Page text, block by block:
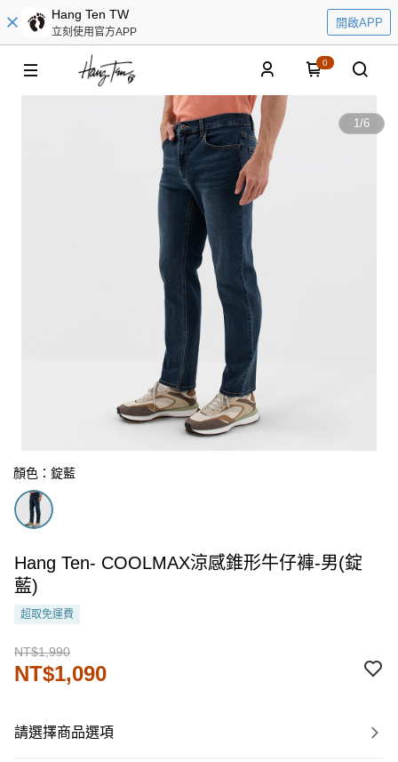
Hang Ten TW
立刻使用官方APP
開啟APP
0
1/6
顏色：錠藍
Hang Ten- COOLMAX涼感錐形牛仔褲-男(錠
藍)
超取免運費
NT$1,990
NT$1,090
請選擇商品選項